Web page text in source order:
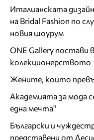
Италианската
на Bridal Fashion по
новия шоурум
ONE Gallery постави
колекционерството
Жените, които
Академията за мода
една мечта"
Български и
представени от